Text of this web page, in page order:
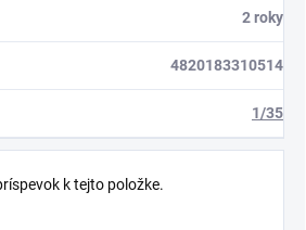
2 roky
4820183310514
1/35
k tejto položke.